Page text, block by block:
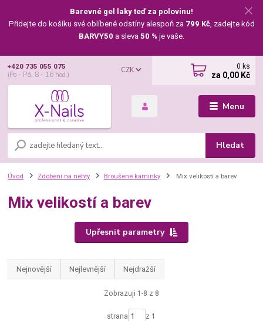
Barevné gel laky teď za polovinu!
Přidejte do košíku své oblíbené odstíny alespoň za 799 Kč, zadejte kód
BARVY50 a sleva 50 % je vaše.
Menu
CZK
Hledat
+420 735 055 075
(Po - Pá, 8 - 16 hod.)
0 ks
za 0,00 Kč
Úvod Zdobení na nehty Broušené kamínky Mix velikostí a barev
Mix velikostí a barev
Upřesnit parametry
Nejnovější Nejlevnější Nejdražší
Zobrazuji 1-8 z 8
strana z 1